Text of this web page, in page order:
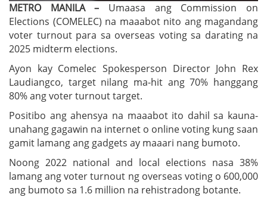
METRO MANILA – Umaasa ang Commission on
Elections (COMELEC) na maaabot nito ang magandang
voter turnout para sa overseas voting sa darating na
2025 midterm elections.
Ayon kay Comelec Spokesperson Director John Rex
Laudiangco, target nilang ma-hit ang 70% hanggang
80% ang voter turnout target.
Positibo ang ahensya na maaabot ito dahil sa kauna-
unahang gagawin na internet o online voting kung saan
gamit lamang ang gadgets ay maaari nang bumoto.
Noong 2022 national and local elections nasa 38%
lamang ang voter turnout ng overseas voting o 600,000
ang bumoto sa 1.6 million na rehistradong botante.